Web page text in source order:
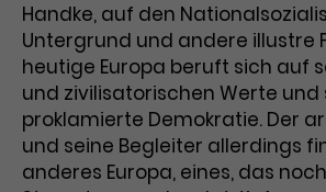
Anbieter Google / DoubleClick
Laufzeit 1 Jahr
Zweck
Dieses Cookie dient
personalisierter
misst die Wirksamkeit
Handke, auf den
Untergrund und andere illustre
heutige Europa beruft sich auf
und zivilisatorischen Werte und
proklamierte Demokratie. Der
und seine Begleiter allerdings
anderes Europa, eines, das